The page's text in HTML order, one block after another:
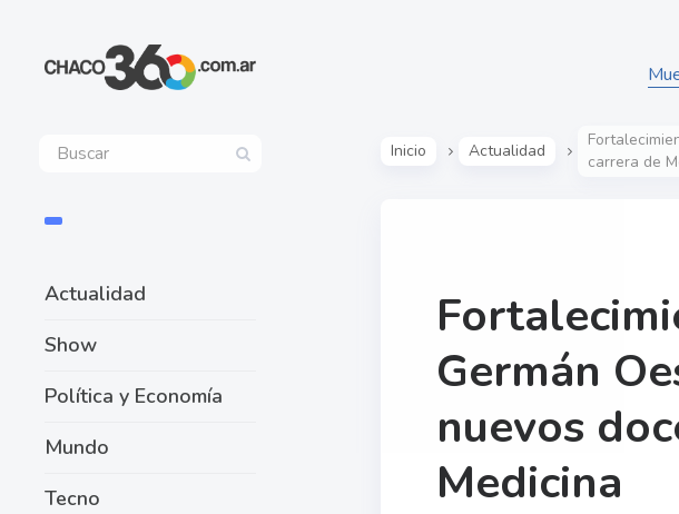
Actualidad
Show
Política y Economía
Mundo
Tecno
Inicio Actualidad
carrera de
Germán
nuevos
Medicina